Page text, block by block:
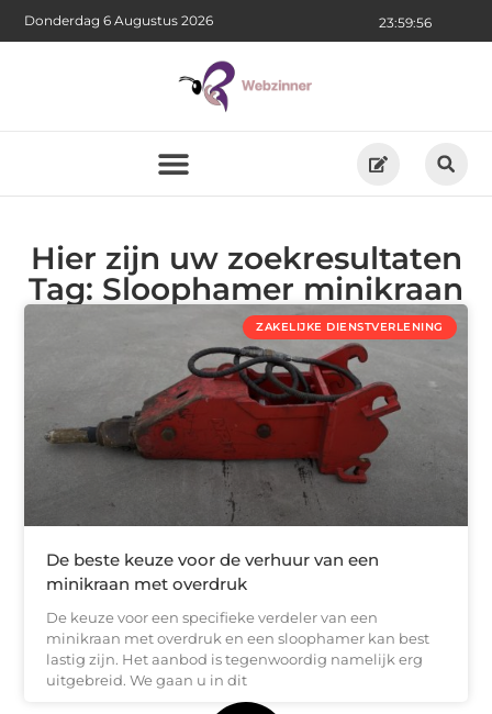
23:59:57
Donderdag 6 Augustus 2026
Hier zijn uw zoekresultaten
Tag: Sloophamer minikraan
ZAKELIJKE DIENSTVERLENING
De beste keuze voor de verhuur van een
minikraan met overdruk
De keuze voor een specifieke verdeler van een
minikraan met overdruk en een sloophamer kan best
lastig zijn. Het aanbod is tegenwoordig namelijk erg
uitgebreid. We gaan u in dit